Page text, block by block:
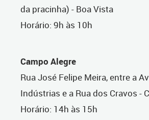
da pracinha) - Boa Vista
Horário: 9h às 10h
Campo Alegre
Rua José Felipe Meira, entre a
Indústrias e a Rua dos Cravos -
Horário: 14h às 15h